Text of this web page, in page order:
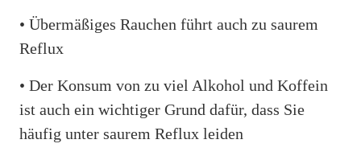
• Übermäßiges Rauchen führt auch zu saurem
Reflux
• Der Konsum von zu viel Alkohol und Koffein
ist auch ein wichtiger Grund dafür, dass Sie
häufig unter saurem Reflux leiden